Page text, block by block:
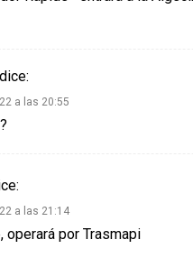
dice:
a las 20:55
a las 21:14
operará por Trasmapi